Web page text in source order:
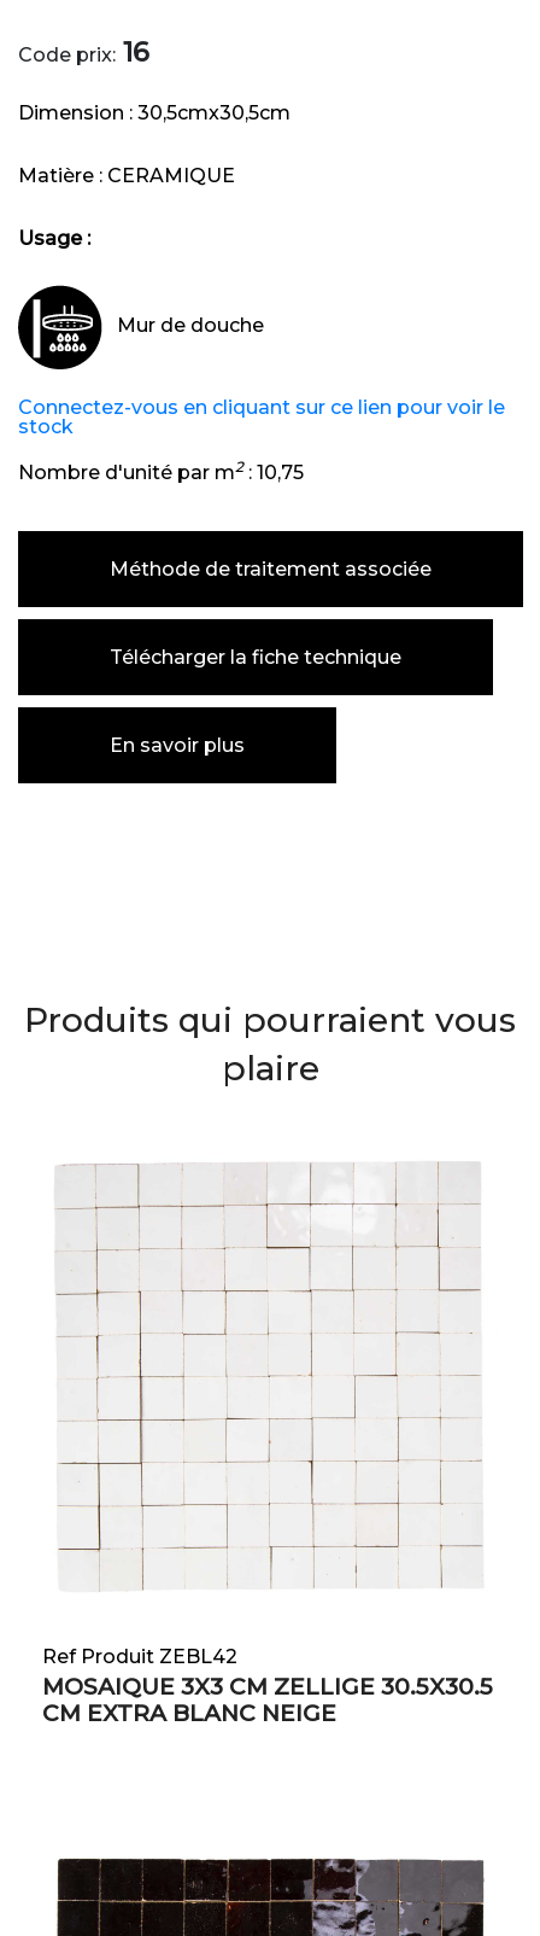
Code prix: 16
Dimension : 30,5cmx30,5cm
Matière : CERAMIQUE
Usage :
Mur de douche
Connectez-vous en cliquant sur ce lien pour voir le
stock
Nombre d'unité par m2: 10,75
Méthode de traitement associée
Télécharger la fiche technique
En savoir plus
Produits qui pourraient vous
plaire
Ref Produit ZEBL42
MOSAIQUE 3X3 CM ZELLIGE 30.5X30.5
CM EXTRA BLANC NEIGE